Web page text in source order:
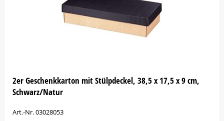
2er Geschenkkarton mit Stülpdeckel, 38,5 x 17,5 x 9 cm,
Schwarz/Natur
Art.-Nr. 03028053